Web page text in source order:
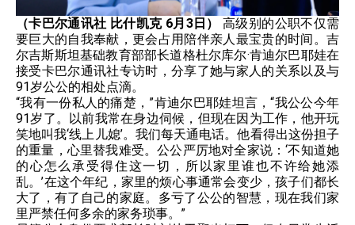
（卡巴尔通讯社 比什凯克 6月3日）
​ 高级别的公职不仅需
要巨大的自我奉献，更会占用陪伴亲人最宝贵的时间。吉
尔吉斯斯坦基础教育部部长道格杜尔库尔·肯迪尔巴耶娃在
接受卡巴尔通讯社专访时，分享了她与家人的关系以及与
91岁公公的相处点滴。
“我有一份私人的痛楚，”肯迪尔巴耶娃坦言，“我公公今年
91岁了。以前我常在身边伺候，但现在因为工作，他开玩
笑地叫我‘线上儿媳’。我们每天通电话。他看得出这份担子
的重量，心里替我难受。公公严厉地对全家说：‘不知道她
的心怎么承受得住这一切，所以家里谁也不许给她添
乱。’在这个年纪，家里的烦心事通常会变少，孩子们都长
大了，有了自己的家庭。多亏了公公的智慧，现在我们家
里严禁任何多余的家务琐事。”